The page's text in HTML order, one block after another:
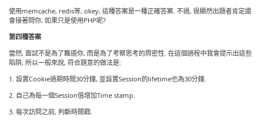
使用memcache, redis等, okey, 這種答案是一種正確答案. 不過, 很顯然出題者肯定還
會接著問你, 如果只是使用PHP呢?
第四種答案
當然, 面試不是為了難道你, 而是為了考察思考的周密性. 在這個過程中我會提示出這些
陷阱, 所以一般來說, 符合題意的做法是:
1. 設置Cookie過期時間30分鐘, 並設置Session的lifetime也為30分鐘.
2. 自己為每一個Session值增加Time stamp.
3. 每次訪問之前, 判斷時間戳.